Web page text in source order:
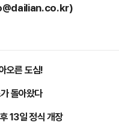
오른 도심!
돌아왔다
13일 정식 개장